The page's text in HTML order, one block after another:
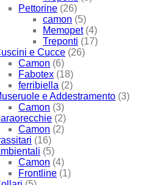
Pettorine (26)
camon (5)
Memopet (4)
Treponti (17)
e Cucce (26)
Camon (6)
Fabotex (18)
ferribiella (2)
e Addestramento (3)
Camon (3)
(2)
Camon (2)
(16)
(5)
Camon (4)
Frontline (1)